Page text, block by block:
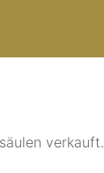
verkauft.